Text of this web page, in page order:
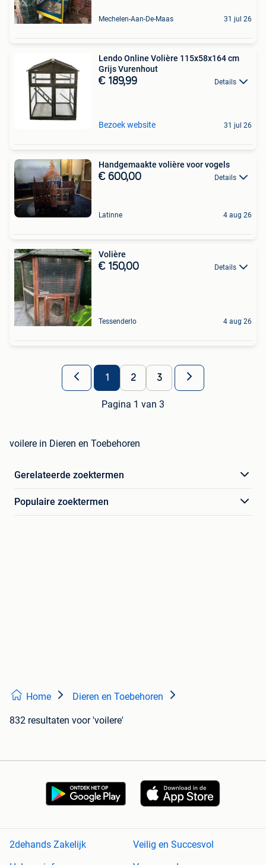
Mechelen-Aan-De-Maas 31 jul 26
Lendo Online Volière 115x58x164 cm
Grijs Vurenhout
€ 189,99 Details
Bezoek website 31 jul 26
Handgemaakte volière voor vogels
€ 600,00 Details
Latinne 4 aug 26
Volière
€ 150,00 Details
Tessenderlo 4 aug 26
1 2 3
Pagina 1 van 3
voilere in Dieren en Toebehoren
Gerelateerde zoektermen
Populaire zoektermen
Home Dieren en Toebehoren
832 resultaten voor 'voilere'
2dehands Zakelijk
Veilig en Succesvol